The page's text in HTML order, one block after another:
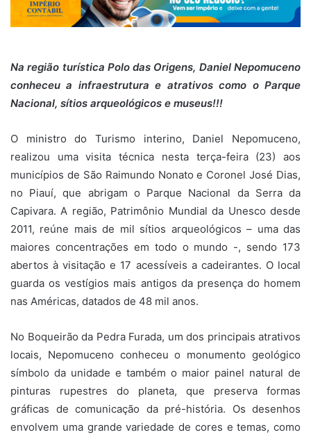
Na região turística Polo das Origens, Daniel Nepomuceno
conheceu a infraestrutura e atrativos como o Parque
Nacional, sítios arqueológicos e museus!!!
O ministro do Turismo interino, Daniel Nepomuceno,
realizou uma visita técnica nesta terça-feira (23) aos
municípios de São Raimundo Nonato e Coronel José Dias,
no Piauí, que abrigam o Parque Nacional da Serra da
Capivara. A região, Patrimônio Mundial da Unesco desde
2011, reúne mais de mil sítios arqueológicos – uma das
maiores concentrações em todo o mundo -, sendo 173
abertos à visitação e 17 acessíveis a cadeirantes. O local
guarda os vestígios mais antigos da presença do homem
nas Américas, datados de 48 mil anos.
No Boqueirão da Pedra Furada, um dos principais atrativos
locais, Nepomuceno conheceu o monumento geológico
símbolo da unidade e também o maior painel natural de
pinturas rupestres do planeta, que preserva formas
gráficas de comunicação da pré-história. Os desenhos
envolvem uma grande variedade de cores e temas, como